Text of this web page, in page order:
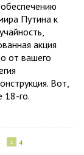
Путина к
акция
от вашего
Вот,
18-го.
+ 4